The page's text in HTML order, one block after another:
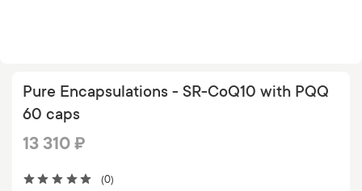
(0)
Pure Encapsulations - SR-CoQ10 with PQQ
60 caps
13 310 ₽